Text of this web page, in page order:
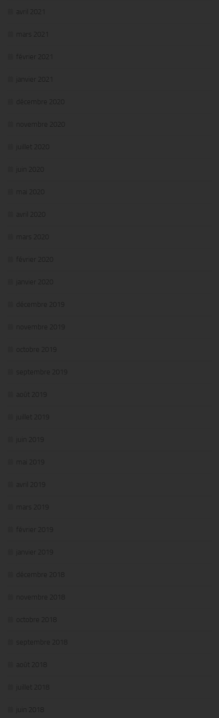
avril 2021
mars 2021
février 2021
janvier 2021
décembre 2020
novembre 2020
juillet 2020
juin 2020
mai 2020
avril 2020
mars 2020
février 2020
janvier 2020
décembre 2019
novembre 2019
octobre 2019
septembre 2019
août 2019
juillet 2019
juin 2019
mai 2019
avril 2019
mars 2019
février 2019
janvier 2019
décembre 2018
novembre 2018
octobre 2018
septembre 2018
août 2018
juillet 2018
juin 2018